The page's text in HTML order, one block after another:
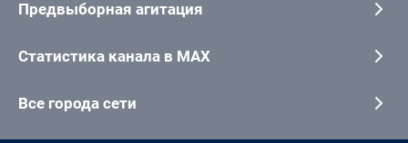
Предвыборная агитация
Статистика канала в MAX
Все города сети